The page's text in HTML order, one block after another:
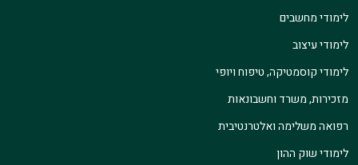
לימודי מחשבים
לימודי עיצוב
לימודי קוסמטיקה, טיפוח ויופי
מזכירות, משרד וחשבונאות
רפואה משלימה ואלטרנטיבית
לימודי שוק ההון